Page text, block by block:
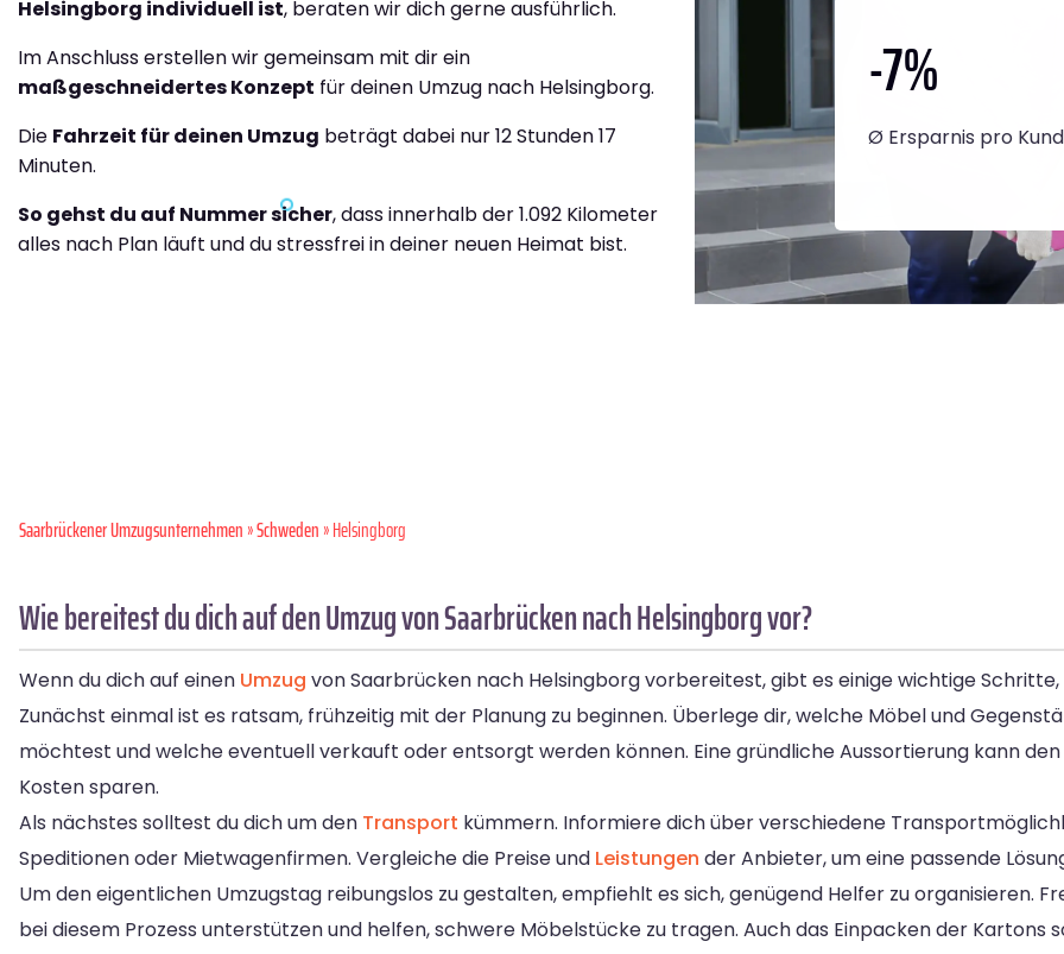
Helsingborg individuell ist, beraten wir dich gerne ausführlich.
Im Anschluss erstellen wir gemeinsam mit dir ein
maßgeschneidertes Konzept für deinen Umzug nach Helsingborg.
Die Fahrzeit für deinen Umzug beträgt dabei nur 12 Stunden 17
Minuten.
So gehst du auf Nummer sicher, dass innerhalb der 1.092 Kilometer
alles nach Plan läuft und du stressfrei in deiner neuen Heimat bist.
-7%
Ø Ersparnis pro
Saarbrückener Umzugsunternehmen»Schweden» Helsingborg
Wie bereitest du dich auf den Umzug von Saarbrücken nach Helsingborg vor?
Wenn du dich auf einen Umzug von Saarbrücken nach Helsingborg vorbereitest, gibt es einige wichtige
Zunächst einmal ist es ratsam, frühzeitig mit der Planung zu beginnen. Überlege dir, welche Möbel und
möchtest und welche eventuell verkauft oder entsorgt werden können. Eine gründliche Aussortierung kann
Kosten sparen.
Als nächstes solltest du dich um den Transport kümmern. Informiere dich über verschiedene
Speditionen oder Mietwagenfirmen. Vergleiche die Preise und Leistungen der Anbieter, um eine passende
Um den eigentlichen Umzugstag reibungslos zu gestalten, empfiehlt es sich, genügend Helfer zu organisieren.
bei diesem Prozess unterstützen und helfen, schwere Möbelstücke zu tragen. Auch das Einpacken der Kartons